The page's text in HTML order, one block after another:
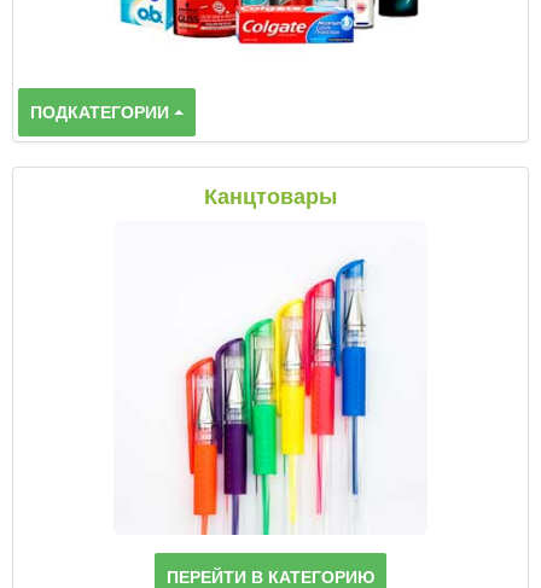
ПОДКАТЕГОРИИ
Канцтовары
ПЕРЕЙТИ В КАТЕГОРИЮ